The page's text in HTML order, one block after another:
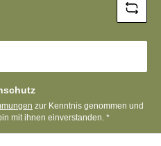
zur Kenntnis genommen und
mit ihnen einverstanden.*